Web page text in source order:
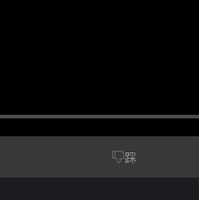
踩